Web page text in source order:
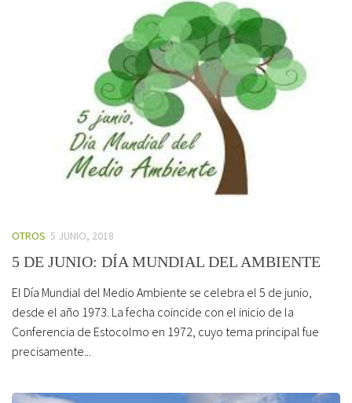
OTROS 5 JUNIO, 2018
5 DE JUNIO: DÍA MUNDIAL DEL AMBIENTE
El Día Mundial del Medio Ambiente se celebra el 5 de junio,
desde el año 1973. La fecha coincide con el inicio de la
Conferencia de Estocolmo en 1972, cuyo tema principal fue
precisamente...